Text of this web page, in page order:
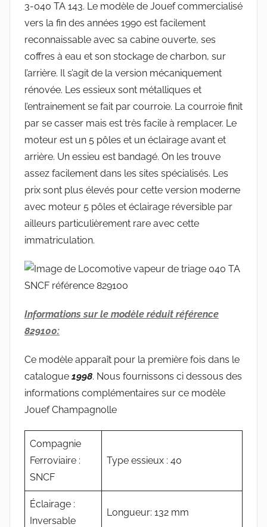
3-040 TA 143. Le modèle de Jouef commercialisé
vers la fin des années 1990 est facilement
reconnaissable avec sa cabine ouverte, ses
coffres à eau et son stockage de charbon, sur
l’arrière. Il s’agit de la version mécaniquement
rénovée. Les essieux sont métalliques et
l’entrainement se fait par courroie. La courroie finit
par se casser mais est très facile à remplacer. Le
moteur est un 5 pôles et un éclairage avant et
arrière. Un essieu est bandagé. On les trouve
assez facilement dans les sites spécialisés. Les
prix sont plus élevés pour cette version moderne
avec moteur 5 pôles et éclairage réversible par
ailleurs particulièrement rare avec cette
immatriculation.
Informations sur le modèle réduit référence
829100:
Ce modèle apparaît pour la première fois dans le
catalogue 1998. Nous fournissons ci dessous des
informations complémentaires sur ce modèle
Jouef Champagnolle
Compagnie
Ferroviaire :
SNCF
Type essieux : 40
Éclairage :
Inversable
Longueur: 132 mm